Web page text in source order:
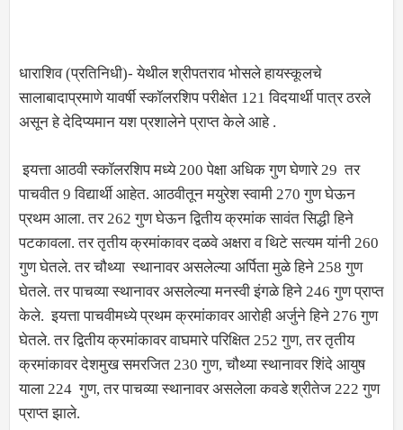
धाराशिव (प्रतिनिधी)- येथील श्रीपतराव भोसले हायस्कूलचे
सालाबादाप्रमाणे यावर्षी स्कॉलरशिप परीक्षेत 121 विदयार्थी पात्र ठरले
असून हे देदिप्यमान यश प्रशालेने प्राप्त केले आहे .
इयत्ता आठवी स्कॉलरशिप मध्ये 200 पेक्षा अधिक गुण घेणारे 29 तर
पाचवीत 9 विद्यार्थी आहेत. आठवीतून मयुरेश स्वामी 270 गुण घेऊन
प्रथम आला. तर 262 गुण घेऊन द्वितीय क्रमांक सावंत सिद्धी हिने
पटकावला. तर तृतीय क्रमांकावर दळवे अक्षरा व थिटे सत्यम यांनी 260
गुण घेतले. तर चौथ्या स्थानावर असलेल्या अर्पिता मुळे हिने 258 गुण
घेतले. तर पाचव्या स्थानावर असलेल्या मनस्वी इंगळे हिने 246 गुण प्राप्त
केले. इयत्ता पाचवीमध्ये प्रथम क्रमांकावर आरोही अर्जुने हिने 276 गुण
घेतले. तर द्वितीय क्रमांकावर वाघमारे परिक्षित 252 गुण, तर तृतीय
क्रमांकावर देशमुख समरजित 230 गुण, चौथ्या स्थानावर शिंदे आयुष
याला 224 गुण, तर पाचव्या स्थानावर असलेला कवडे श्रीतेज 222 गुण
प्राप्त झाले.